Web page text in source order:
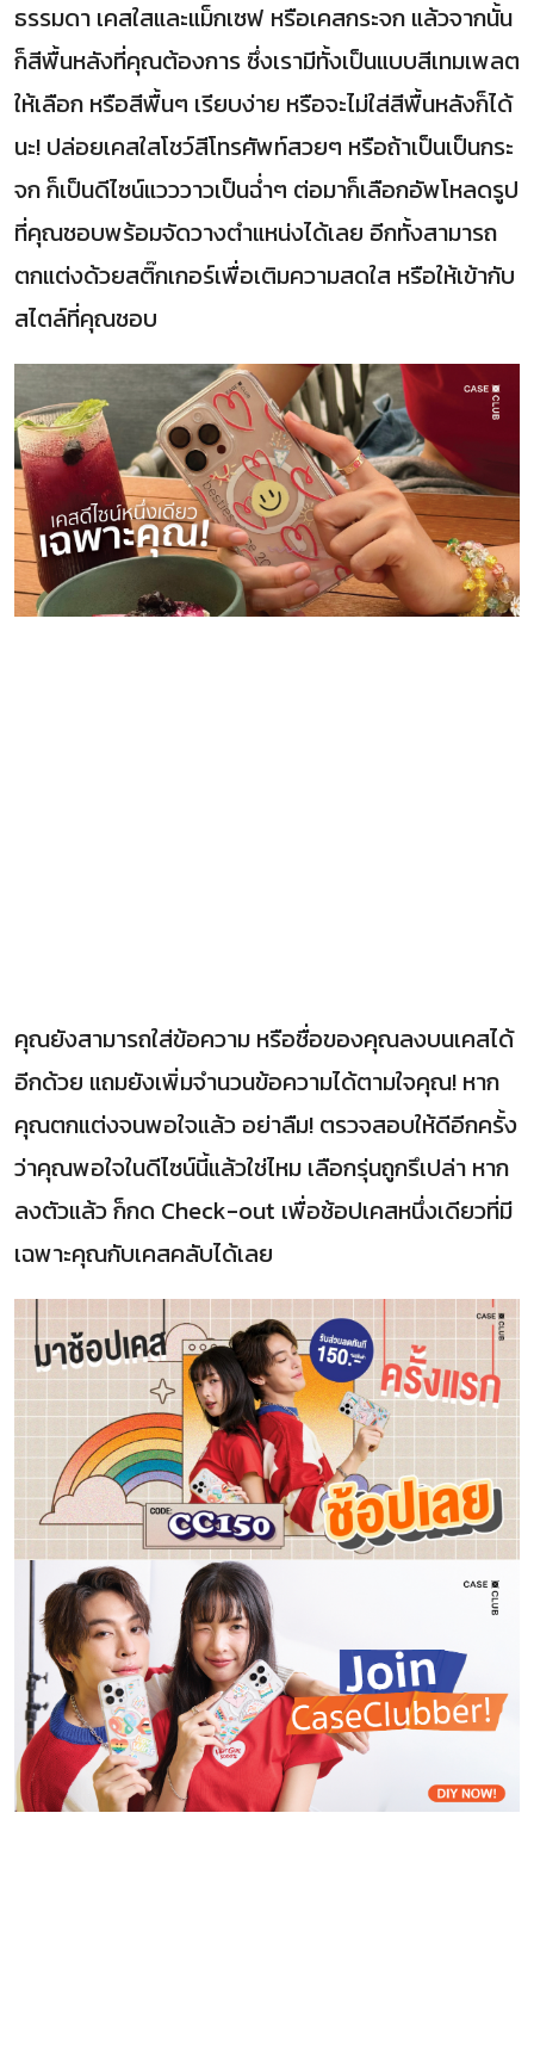
ธรรมดา เคสใสและแม็กเซฟ หรือเคสกระจก แล้วจากนั้น
ก็สีพื้นหลังที่คุณต้องการ ซึ่งเรามีทั้งเป็นแบบสีเทมเพลต
ให้เลือก หรือสีพื้นๆ เรียบง่าย หรือจะไม่ใส่สีพื้นหลังก็ได้
นะ! ปล่อยเคสใสโชว์สีโทรศัพท์สวยๆ หรือถ้าเป็นเป็นกระ
จก ก็เป็นดีไซน์แวววาวเป็นฉ่ำๆ ต่อมาก็เลือกอัพโหลดรูป
ที่คุณชอบพร้อมจัดวางตำแหน่งได้เลย อีกทั้งสามารถ
ตกแต่งด้วยสติ๊กเกอร์เพื่อเติมความสดใส หรือให้เข้ากับ
สไตล์ที่คุณชอบ
คุณยังสามารถใส่ข้อความ หรือชื่อของคุณลงบนเคสได้
อีกด้วย แถมยังเพิ่มจำนวนข้อความได้ตามใจคุณ! หาก
คุณตกแต่งจนพอใจแล้ว อย่าลืม! ตรวจสอบให้ดีอีกครั้ง
ว่าคุณพอใจในดีไซน์นี้แล้วใช่ไหม เลือกรุ่นถูกรึเปล่า หาก
ลงตัวแล้ว ก็กด Check-out เพื่อช้อปเคสหนึ่งเดียวที่มี
เฉพาะคุณกับเคสคลับได้เลย